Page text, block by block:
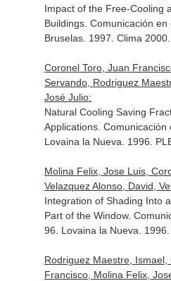
Impact of the Free-Cooling
Buildings. Comunicación en
Bruselas. 1997. Clima
Coronel Toro, Juan
Servando, Rodriguez
José Julio:
Natural Cooling Saving
Applications. Comunicación
Lovaina la Nueva. 1996.
Molina Felix, Jose Luis,
Velazquez Alonso, David,
Integration of Shading Into
Part of the Window.
96. Lovaina la Nueva.
Rodriguez Maestre, Ismael,
Francisco, Molina Felix,